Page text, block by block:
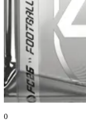
0